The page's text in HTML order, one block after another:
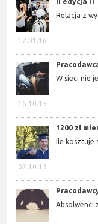
12.01.16
Relacja z
16.10.15
W sieci nie
02.10.15
1200 zł
Ile kosztuje
Absolwenci